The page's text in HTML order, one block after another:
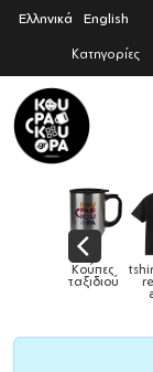
Ελληνικά English
Κατηγορίες
Drill
Καπέλα